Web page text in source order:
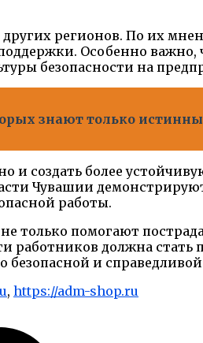
регионов. По их
Особенно
безопасности на
знают только
создать более
Чувашии
работы.
только помогают
работников должна
и
, https://adm-shop.ru